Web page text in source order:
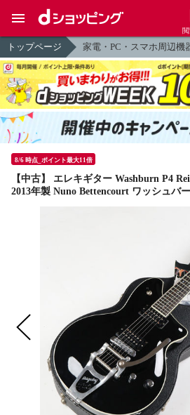
トップページ 家電・PC・スマホ周辺機
8/6 時点_ポイント最大11倍
【中古】 エレキギター Washburn P4
2013年製 Nuno Bettencourt ワッシュバ